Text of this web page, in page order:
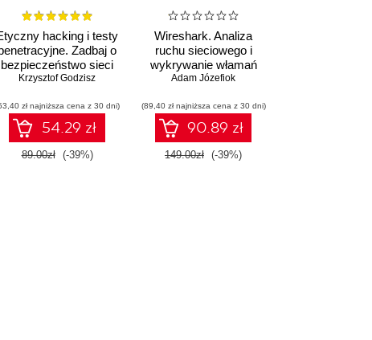
hacking i testy
Zadbaj o
bezpieczeństwo sieci
LAN i WLAN
Krzysztof Godzisz
zł najniższa cena z 30 dni)
54.29 zł
89.00zł (-39%)
Wireshark. Analiza
ruchu sieciowego i
wykrywanie włamań
Adam Józefiok
(89,40 zł najniższa cena z 30 dni)
90.89 zł
149.00zł (-39%)